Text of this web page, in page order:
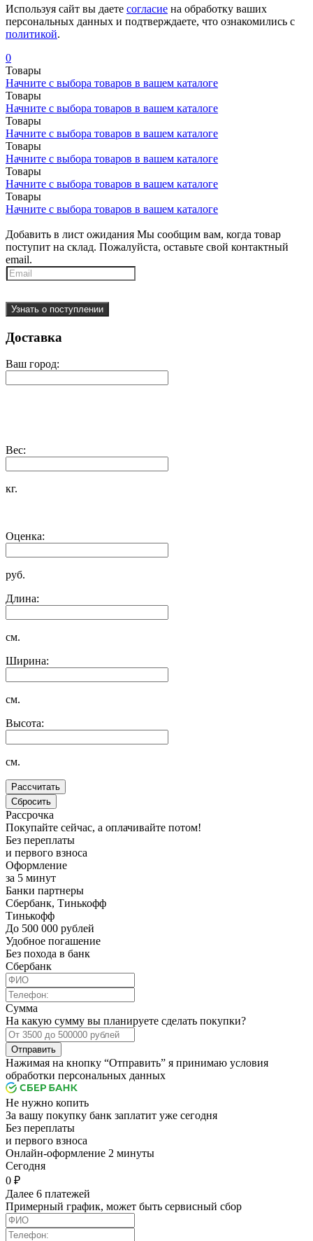
Используя сайт вы даете согласие на обработку ваших
персональных данных и подтверждаете, что ознакомились с
политикой.
0
Товары
Начните с выбора товаров в вашем каталоге
Товары
Начните с выбора товаров в вашем каталоге
Товары
Начните с выбора товаров в вашем каталоге
Товары
Начните с выбора товаров в вашем каталоге
Товары
Начните с выбора товаров в вашем каталоге
Товары
Начните с выбора товаров в вашем каталоге
Добавить в лист ожидания Мы сообщим вам, когда товар
поступит на склад. Пожалуйста, оставьте свой контактный
email.
Узнать о поступлении
Доставка
Ваш город:
Вес:
кг.
Оценка:
руб.
Длина:
см.
Ширина:
см.
Высота:
см.
Рассрочка
Покупайте сейчас, а оплачивайте потом!
Без переплаты
и первого взноса
Оформление
за 5 минут
Банки партнеры
Сбербанк, Тинькофф
Тинькофф
До 500 000 рублей
Удобное погашение
Без похода в банк
Сбербанк
Сумма
На какую сумму вы планируете сделать покупки?
Отправить
Нажимая на кнопку “Отправить” я принимаю условия
обработки персональных данных
Не нужно копить
За вашу покупку банк заплатит уже сегодня
Без переплаты
и первого взноса
Онлайн-оформление 2 минуты
Cегодня
0 ₽
Далее 6 платежей
Примерный график, может быть сервисный сбор